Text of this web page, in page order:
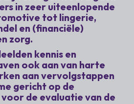
en feestartikelen
in zeer uiteenlopende
tot lingerie,
en (financiële)
zorg.
kennis en
ook aan van harte
aan vervolgstappen
gericht op de
de evaluatie van de